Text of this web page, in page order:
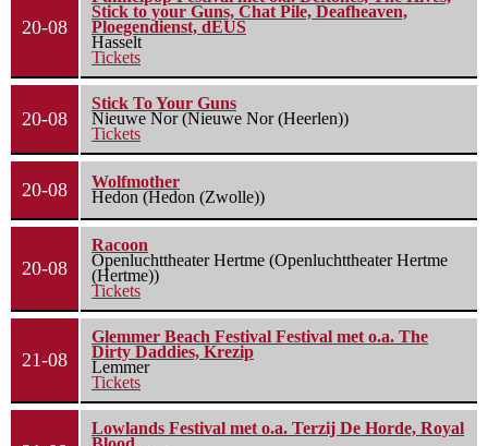
20-08
Stick to your Guns, Chat Pile, Deafheaven,
Ploegendienst, dEUS
Hasselt
Tickets
20-08
Stick To Your Guns
Nieuwe Nor (Nieuwe Nor (Heerlen))
Tickets
20-08
Wolfmother
Hedon (Hedon (Zwolle))
20-08
Racoon
Openluchttheater Hertme (Openluchttheater Hertme
(Hertme))
Tickets
21-08
Glemmer Beach Festival Festival met o.a. The
Dirty Daddies, Krezip
Lemmer
Tickets
Lowlands Festival met o.a. Terzij De Horde, Royal